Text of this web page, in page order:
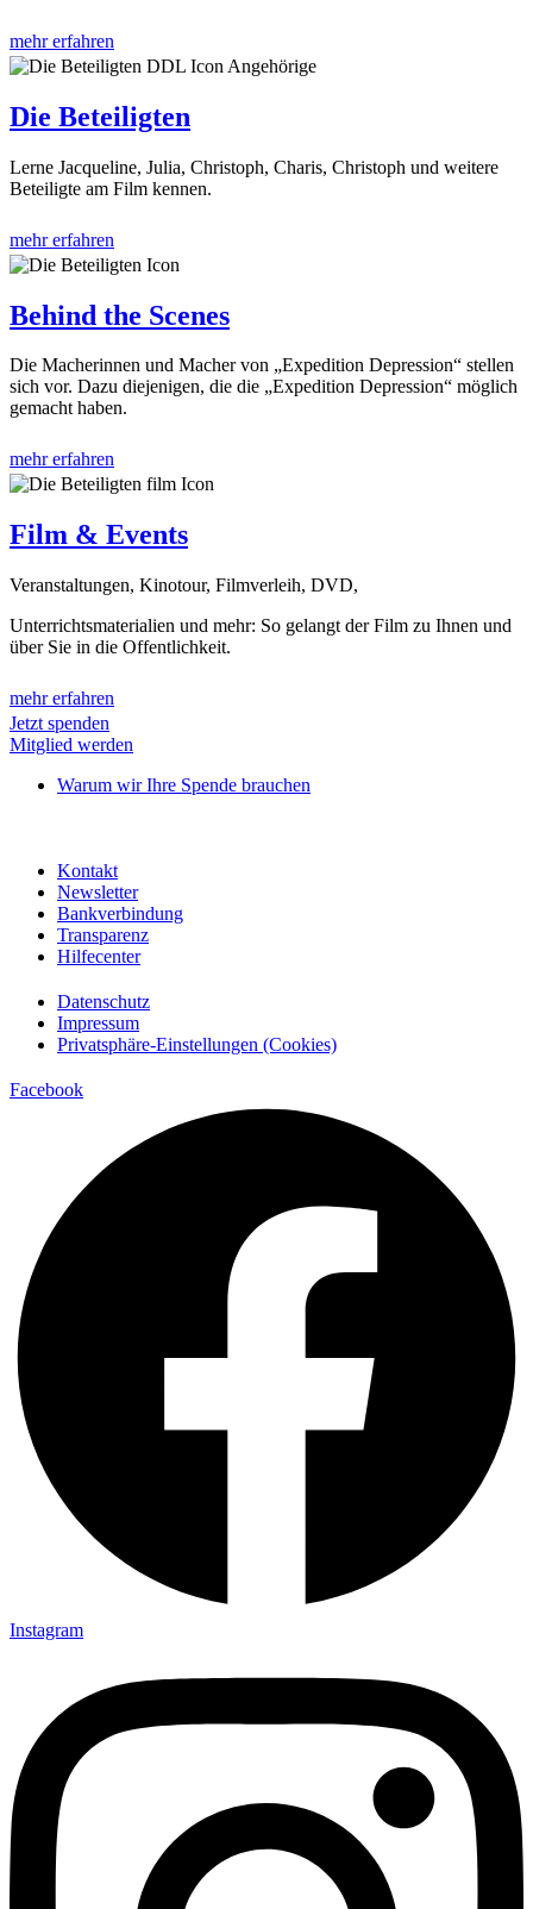
mehr erfahren
Die Beteiligten
Lerne Jacqueline, Julia, Christoph, Charis, Christoph und weitere
Beteiligte am Film kennen.
mehr erfahren
Behind the Scenes
Die Macherinnen und Macher von „Expedition Depression“ stellen
sich vor. Dazu diejenigen, die die „Expedition Depression“ möglich
gemacht haben.
mehr erfahren
Film & Events
Veranstaltungen, Kinotour, Filmverleih, DVD,
Unterrichtsmaterialien und mehr: So gelangt der Film zu Ihnen und
über Sie in die Offentlichkeit.
mehr erfahren
Jetzt spenden
Mitglied werden
Warum wir Ihre Spende brauchen
Kontakt
Newsletter
Bankverbindung
Transparenz
Hilfecenter
Datenschutz
Impressum
Privatsphäre-Einstellungen (Cookies)
Facebook
Instagram